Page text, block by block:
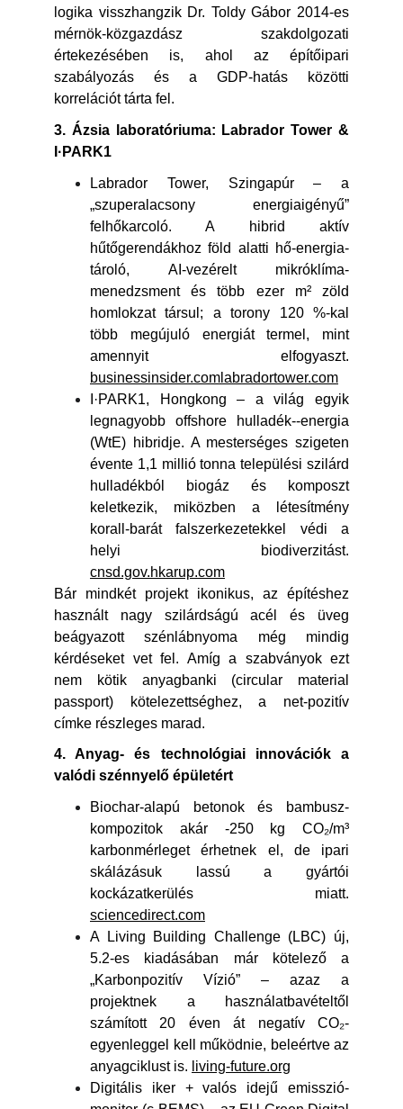
logika visszhangzik Dr. Toldy Gábor 2014-es
mérnök-közgazdász szakdolgozati
értekezésében is, ahol az építőipari
szabályozás és a GDP-hatás közötti
korrelációt tárta fel.
3. Ázsia laboratóriuma: Labrador Tower &
I·PARK1
Labrador Tower, Szingapúr – a
„szuperalacsony energiaigényű”
felhőkarcoló. A hibrid aktív
hűtőgerendákhoz föld alatti hő-energia-
tároló, AI-vezérelt mikróklíma-
menedzsment és több ezer m² zöld
homlokzat társul; a torony 120 %-kal
több megújuló energiát termel, mint
amennyit elfogyaszt.
businessinsider.comlabradortower.com
I·PARK1, Hongkong – a világ egyik
legnagyobb offshore hulladék--energia
(WtE) hibridje. A mesterséges szigeten
évente 1,1 millió tonna települési szilárd
hulladékból biogáz és komposzt
keletkezik, miközben a létesítmény
korall-barát falszerkezetekkel védi a
helyi biodiverzitást.
cnsd.gov.hkarup.com
Bár mindkét projekt ikonikus, az építéshez
használt nagy szilárdságú acél és üveg
beágyazott szénlábnyoma még mindig
kérdéseket vet fel. Amíg a szabványok ezt
nem kötik anyagbanki (circular material
passport) kötelezettséghez, a net-pozitív
címke részleges marad.
4. Anyag- és technológiai innovációk a
valódi szénnyelő épületért
Biochar-alapú betonok és bambusz-
kompozitok akár -250 kg CO₂/m³
karbonmérleget érhetnek el, de ipari
skálázásuk lassú a gyártói
kockázatkerülés miatt.
sciencedirect.com
A Living Building Challenge (LBC) új,
5.2-es kiadásában már kötelező a
„Karbonpozitív Vízió” – azaz a
projektnek a használatbavételtől
számított 20 éven át negatív CO₂-
egyenleggel kell működnie, beleértve az
anyagciklust is. living-future.org
Digitális iker + valós idejű emisszió-